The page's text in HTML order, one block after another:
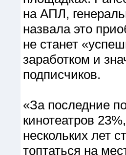
на АПЛ,
назвала это
не станет
заработком и
подписчиков.
«За последние
кинотеатров
нескольких лет
топтаться на